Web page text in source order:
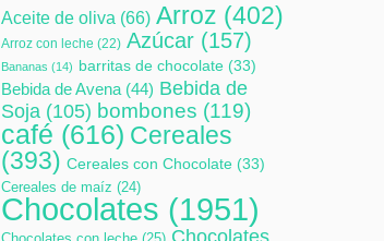
Aceite de oliva (66) Arroz (402)
Arroz con leche (22) Azúcar (157)
Bananas (14) barritas de chocolate (33)
Bebida de Avena(44) Bebida de
Soja (105) bombones (119)
café (616) Cereales
(393) Cereales con Chocolate (33)
Cereales de maíz (24)
Chocolates (1951)